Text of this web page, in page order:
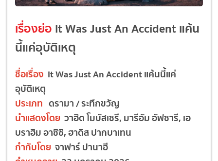
เรื่องย่อ It Was Just An Accident แค้น
นี้แค่อุบัติเหตุ
ชื่อเรื่อง It Was Just An Accident แค้นนี้แค่
อุบัติเหตุ
ประเภท ดรามา / ระทึกขวัญ
นำแสดงโดย วาฮิด โมบัสเซรี, มารีอัม อัฟซารี, เอ
บราฮิม อาซิซิ, ฮาดิส ปากบาเทน
กำกับโดย จาฟาร์ ปานาฮี